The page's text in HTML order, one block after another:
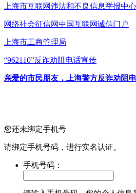
上海市互联网违法和不良信息举报中心
网络社会征信网中国互联网诚信门户
上海市工商管理局
“962110”反诈劝阻电话宣传
亲爱的市民朋友，上海警方反诈劝阻
您还未绑定手机号
请绑定手机号码，进行实名认证。
手机号码：